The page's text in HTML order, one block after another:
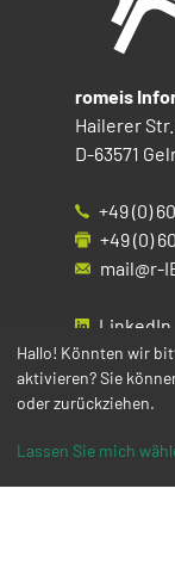
romeis
Hailerer Str.
D-63571
+49 (0)
+49 (0)
mail@r-
LinkedIn
YouTube
Hallo! Könnten wir
aktivieren? Sie
oder zurückziehen.
Lassen Sie mich